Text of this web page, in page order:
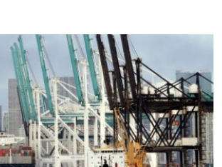
င်း
မယ်
ယံ
စာ
စာ
ပ်စာ
ချက်အလက်များ
စဉ်